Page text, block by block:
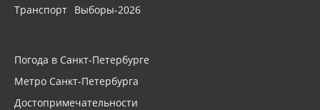
Транспорт Выборы-2026
Погода в Санкт-Петербурге
Метро Санкт-Петербурга
Достопримечательности